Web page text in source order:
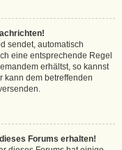
sendet, automatisch
eine entsprechende Regel
erhältst, so kannst
kann dem betreffenden
Forums erhalten!